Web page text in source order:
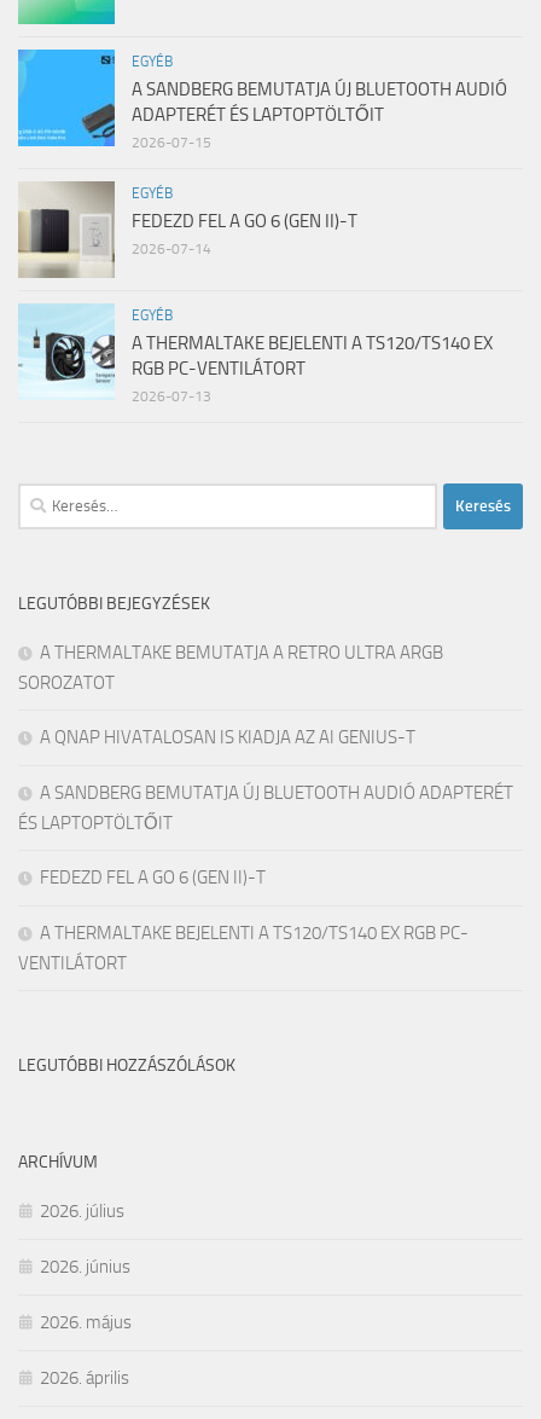
EGYÉB
A SANDBERG BEMUTATJA ÚJ BLUETOOTH AUDIÓ
ADAPTERÉT ÉS LAPTOPTÖLTŐIT
2026-07-15
EGYÉB
FEDEZD FEL A GO 6 (GEN II)-T
2026-07-14
EGYÉB
A THERMALTAKE BEJELENTI A TS120/TS140 EX
RGB PC-VENTILÁTORT
2026-07-13
Keresés:
LEGUTÓBBI BEJEGYZÉSEK
A THERMALTAKE BEMUTATJA A RETRO ULTRA ARGB
SOROZATOT
A QNAP HIVATALOSAN IS KIADJA AZ AI GENIUS-T
A SANDBERG BEMUTATJA ÚJ BLUETOOTH AUDIÓ ADAPTERÉT
ÉS LAPTOPTÖLTŐIT
FEDEZD FEL A GO 6 (GEN II)-T
A THERMALTAKE BEJELENTI A TS120/TS140 EX RGB PC-
VENTILÁTORT
LEGUTÓBBI HOZZÁSZÓLÁSOK
ARCHÍVUM
2026. július
2026. június
2026. május
2026. április